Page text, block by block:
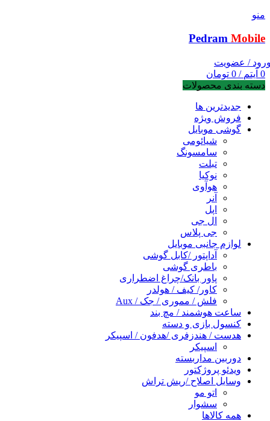
منو
Pedram Mobile
/ عضویت
0 آیتم /
0 تومان
دسته بندی محصولات
جدیدترین ها
فروش ویژه
گوشی موبایل
شیائومی
سامسونگ
تبلت
نوکیا
هوآوی
آنر
اپل
ال جی
جی پلاس
لوازم جانبی موبایل
آداپتور /کابل گوشی
باطری گوشی
پاور بانک/چراغ اضطراری
کاور/ کیف / هولدر
فلش / مموری / جک / Aux
ساعت هوشمند / مچ بند
کنسول بازی و دسته
هدست / هندزفری /هدفون / اسپیکر
اسپیکر
دوربین مداربسته
ویدئو پروژکتور
وسایل اصلاح /ریش تراش
اتو مو
سشوار
همه کالاها